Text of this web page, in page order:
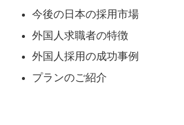
今後の日本の採用市場
外国人求職者の特徴
外国人採用の成功事例
プランのご紹介